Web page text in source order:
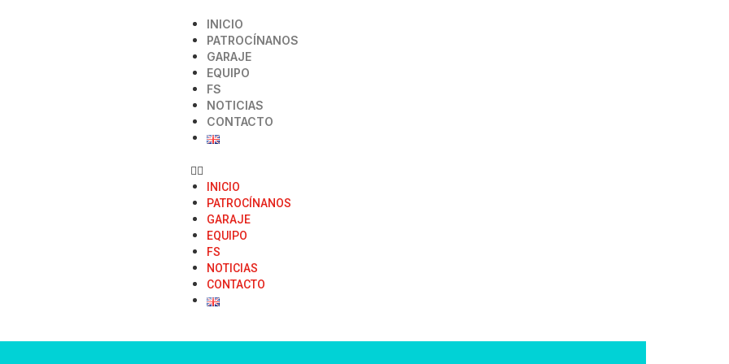
INICIO
PATROCÍNANOS
GARAJE
EQUIPO
FS
NOTICIAS
CONTACTO
INICIO
PATROCÍNANOS
GARAJE
EQUIPO
FS
NOTICIAS
CONTACTO